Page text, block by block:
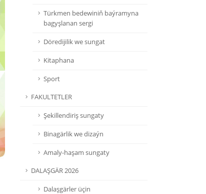
Türkmen bedewiniň baýramyna
bagyşlanan sergi
Döredijilik we sungat
Kitaphana
Sport
FAKULTETLER
Şekillendiriş sungaty
Binagärlik we dizaýn
Amaly-haşam sungaty
DALAŞGÄR 2026
Dalaşgärler üçin